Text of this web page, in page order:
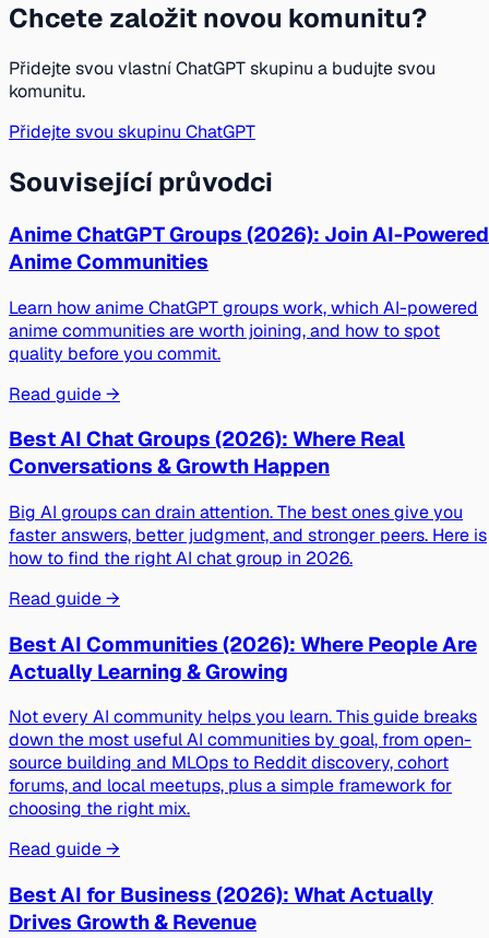
Chcete založit novou komunitu?
Přidejte svou vlastní ChatGPT skupinu a budujte svou
komunitu.
Přidejte svou skupinu ChatGPT
Související průvodci
Anime ChatGPT Groups (2026): Join AI-Powered
Anime Communities
Learn how anime ChatGPT groups work, which AI-powered
anime communities are worth joining, and how to spot
quality before you commit.
Read guide →
Best AI Chat Groups (2026): Where Real
Conversations & Growth Happen
Big AI groups can drain attention. The best ones give you
faster answers, better judgment, and stronger peers. Here is
how to find the right AI chat group in 2026.
Read guide →
Best AI Communities (2026): Where People Are
Actually Learning & Growing
Not every AI community helps you learn. This guide breaks
down the most useful AI communities by goal, from open-
source building and MLOps to Reddit discovery, cohort
forums, and local meetups, plus a simple framework for
choosing the right mix.
Read guide →
Best AI for Business (2026): What Actually
Drives Growth & Revenue